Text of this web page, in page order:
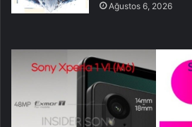
Ağustos 6, 2026